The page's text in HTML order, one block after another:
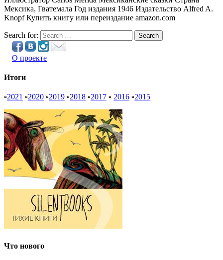
Мексика, Гватемала Год издания 1946 Издательство Alfred A.
Knopf Купить книгу или переиздание amazon.com
Search for: Search
О проекте
Итоги
▫2021 ▫2020 ▫2019 ▫2018 ▫2017 ▫ 2016 ▫2015
Что нового